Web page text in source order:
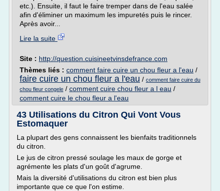
etc.). Ensuite, il faut le faire tremper dans de l'eau salée
afin d'éliminer un maximum les impuretés puis le rincer.
Après avoir...
Lire la suite
Site : http://question.cuisineetvinsdefrance.com
Thèmes liés : comment faire cuire un chou fleur a l'eau /
faire cuire un chou fleur a l'eau / comment faire cuire du
chou fleur congele / comment cuire chou fleur a l eau /
comment cuire le chou fleur a l'eau
43 Utilisations du Citron Qui Vont Vous
Estomaquer
La plupart des gens connaissent les bienfaits traditionnels
du citron.
Le jus de citron pressé soulage les maux de gorge et
agrémente les plats d'un goût d'agrume.
Mais la diversité d'utilisations du citron est bien plus
importante que ce que l'on estime.